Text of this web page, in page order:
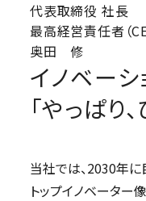
イノベー
「やっぱり、
当社では、2030年に
トップイノベーター
代表取締役 社長
最高経営責任者（
奥田 修